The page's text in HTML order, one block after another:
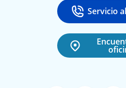
Call
Servicio
at